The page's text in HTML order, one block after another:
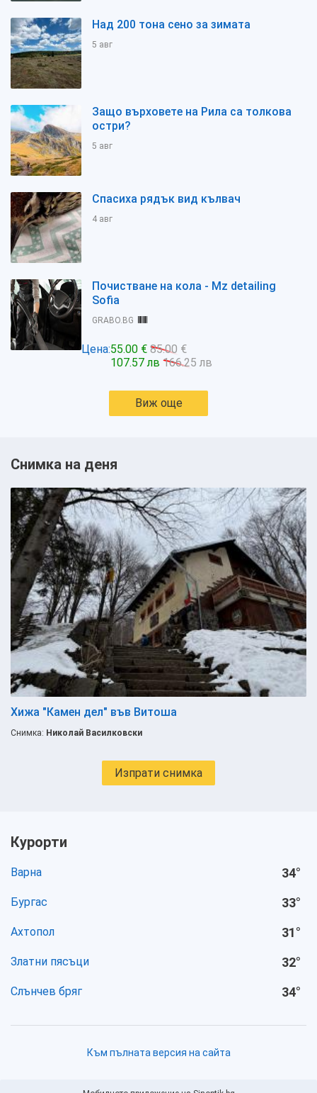
Над 200 тона сено за зимата
5 авг
Защо върховете на Рила са толкова
остри?
5 авг
Спасиха рядък вид кълвач
4 авг
Почистване на кола - Mz detailing
Sofia
GRABO.BG
Цена:55.00 € 85.00 €
107.57 лв 166.25 лв
Виж още
Снимка на деня
Хижа "Камен дел" във Витоша
Снимка: Николай Василковски
Изпрати снимка
Курорти
Варна 34°
Бургас 33°
Ахтопол 31°
Златни пясъци 32°
Слънчев бряг 34°
Към пълната версия на сайта